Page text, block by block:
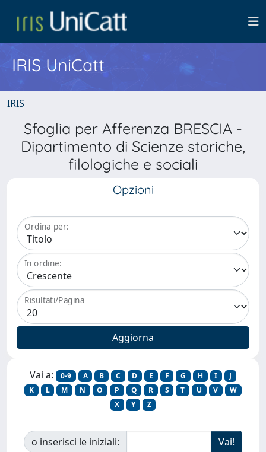
IRIS UniCatt
IRIS
Sfoglia per Afferenza BRESCIA -
Dipartimento di Scienze storiche,
filologiche e sociali
Opzioni
Ordina per:
In ordine:
Risultati/Pagina
Vai a: 0-9 A B C D E F G H I
J
K
L M N O P Q R S T U V
W
X
Y Z
o inserisci le iniziali: